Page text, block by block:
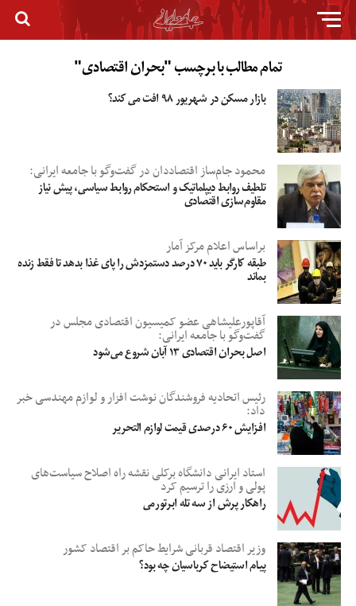
تمام مطالب با برچسب "بحران اقتصادی"
بازار مسکن در شهریور ۹۸ افت می‌ کند؟
محمود جام‌ساز اقتصاددان در گفت‌وگو با جامعه ایرانی:
تلطیف روابط دیپلماتیک و استحکام روابط سیاسى، پیش نیاز
مقاوم‌سازى اقتصادی
براساس اعلام مرکز آمار
طبقه‌ کارگر باید ۷۰ درصد دستمزدش را پای غذا بدهد تا فقط زنده
بماند
آقاپورعلیشاهی عضو کمیسیون اقتصادی مجلس در
گفت‌وگو با جامعه ایرانی:
اصل بحران اقتصادی ۱۳ آبان شروع می‌شود
رئیس اتحادیه فروشندگان نوشت افزار و لوازم مهندسی خبر
داد:
افزایش ۶۰ درصدی قیمت لوازم التحریر
استاد ایرانی دانشگاه برکلی نقشه راه اصلاح سیاست‌های
پولی و ارزی را ترسیم کرد
راهکار پرش از سه تله ابرتورمی
وزیر اقتصاد قربانی شرایط حاکم بر اقتصاد کشور
پیـام استیضاح کرباسیان چه بود؟